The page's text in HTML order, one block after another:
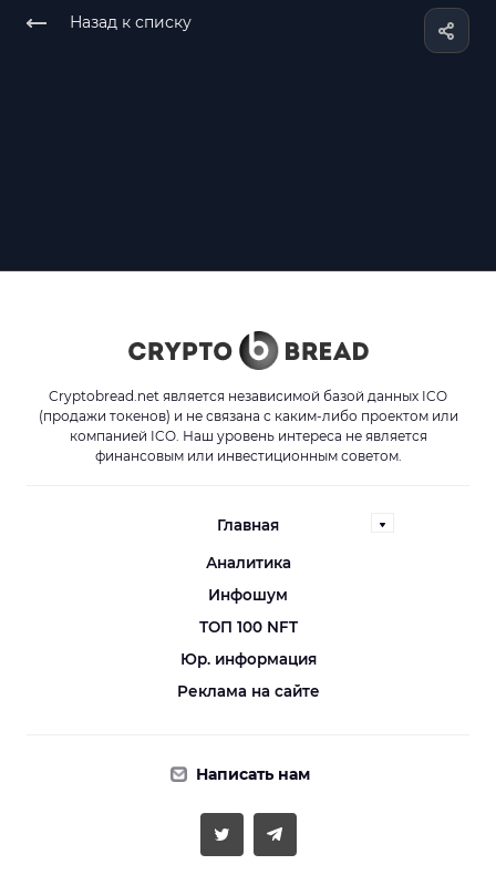
Назад к списку
Cryptobread.net является независимой базой данных ICO
(продажи токенов) и не связана с каким-либо проектом или
компанией ICO. Наш уровень интереса не является
финансовым или инвестиционным советом.
Главная
Аналитика
Инфошум
ТОП 100 NFT
Юр. информация
Реклама на сайте
Написать нам